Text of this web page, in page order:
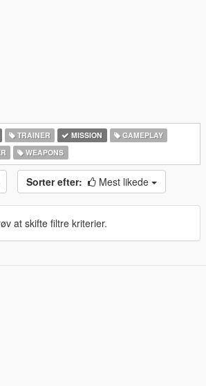
TRAINER MISSION
GAMEPLAY
WEAPONS
Sorter efter: Mest likede
at skifte filtre kriterier.